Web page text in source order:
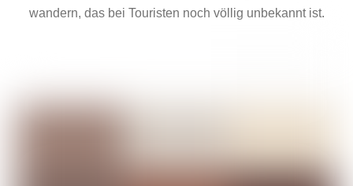
wandern, das bei Touristen noch völlig unbekannt ist.